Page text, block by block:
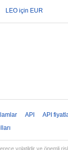
LEO için EUR
API API
volatildir ve önemli